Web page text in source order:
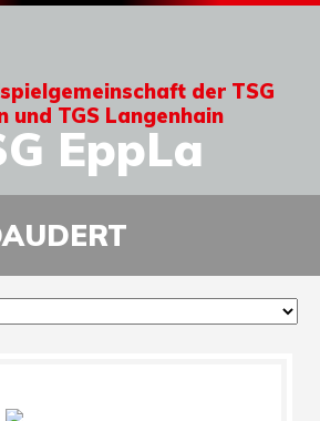
der TSG
und TGS Langenhain
EppLa